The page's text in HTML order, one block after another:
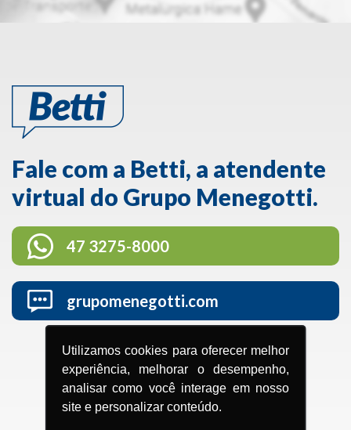
Utilizamos cookies para oferecer melhor
experiência, melhorar o desempenho,
analisar como você interage em nosso
site e personalizar conteúdo.
Fale com a Betti, a atendente
virtual do Grupo Menegotti.
47 3275-8000
grupomenegotti.com